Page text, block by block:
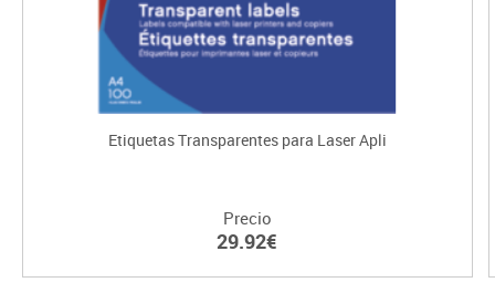
Etiquetas Transparentes para Laser Apli
Precio
29.92€